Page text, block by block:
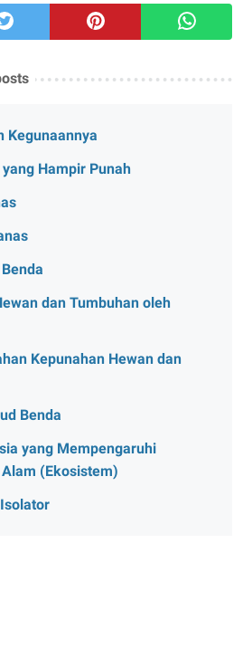
Kegunaannya
Hampir Punah
dan Tumbuhan oleh
Kepunahan Hewan dan
Benda
yang Mempengaruhi
(Ekosistem)